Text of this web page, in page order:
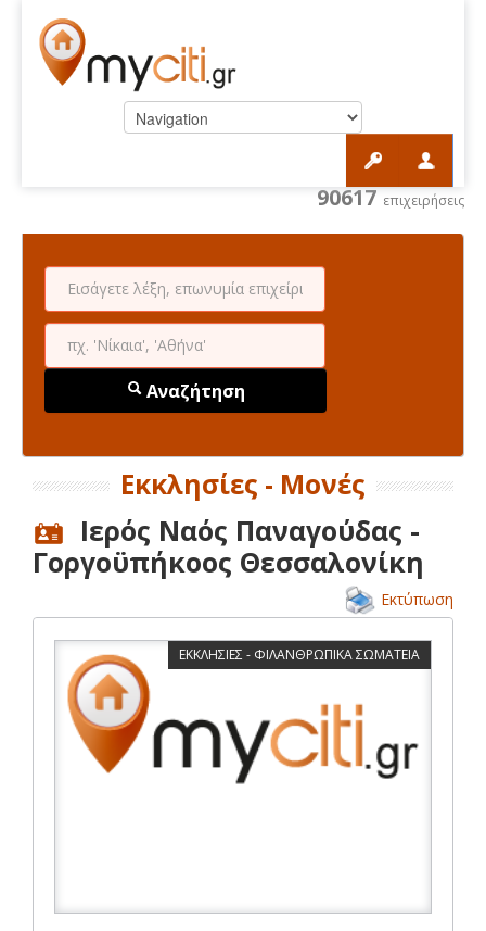
90617 επιχειρήσεις
Αναζήτηση
Εκκλησίες - Μονές
Ιερός Ναός Παναγούδας -
Γοργοϋπήκοος Θεσσαλονίκη
Εκτύπωση
ΕΚΚΛΗΣΙΕΣ - ΦΙΛΑΝΘΡΩΠΙΚΑ ΣΩΜΑΤΕΙΑ